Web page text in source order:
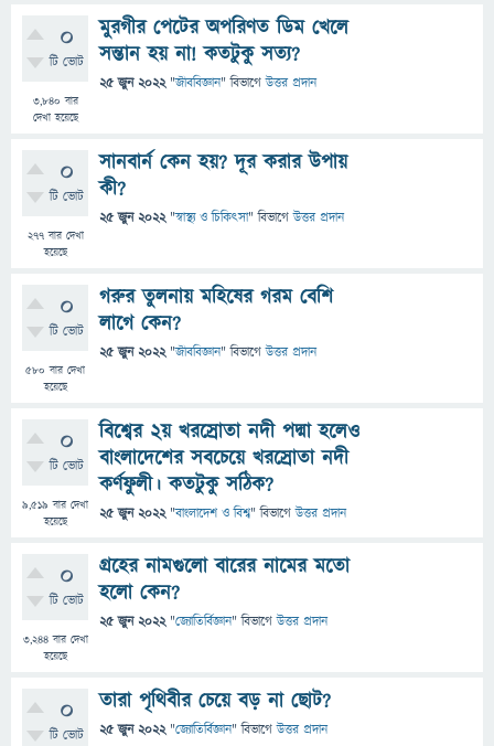
0
টি ভোট
3,840 বার
দেখা হয়েছে
মুরগীর পেটের অপরিণত ডিম খেলে
সন্তান হয় না! কতটুকু সত্য?
25 জুন 2022 "জীববিজ্ঞান" বিভাগে উত্তর প্রদান
0
টি ভোট
277বার দেখা
হয়েছে
সানবার্ন কেন হয়? দূর করার উপায়
কী?
25 জুন 2022 "স্বাস্থ্য ও চিকিৎসা" বিভাগে উত্তর প্রদান
0
টি ভোট
580 বার দেখা
হয়েছে
গরুর তুলনায় মহিষের গরম বেশি
লাগে কেন?
25 জুন 2022 "জীববিজ্ঞান" বিভাগে উত্তর প্রদান
0
টি ভোট
9,519 বার দেখা
হয়েছে
বিশ্বের ২য় খরস্রোতা নদী পদ্মা হলেও
বাংলাদেশের সবচেয়ে খরস্রোতা নদী
কর্ণফুলী। কতটুকু সঠিক?
25 জুন 2022 "বাংলাদেশ ও বিশ্ব" বিভাগে উত্তর প্রদান
0
টি ভোট
3,244বার দেখা
হয়েছে
গ্রহের নামগুলো বারের নামের মতো
হলো কেন?
25 জুন 2022 "জ্যোতির্বিজ্ঞান" বিভাগে উত্তর প্রদান
0
টি ভোট
তারা পৃথিবীর চেয়ে বড় না ছোট?
25 জুন 2022 "জ্যোতির্বিজ্ঞান" বিভাগে উত্তর প্রদান